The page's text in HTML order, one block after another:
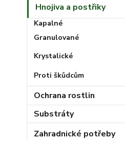
Hnojiva a postřiky
Kapalné
Granulované
Krystalické
Proti škůdcům
Ochrana rostlin
Substráty
Zahradnické potřeby